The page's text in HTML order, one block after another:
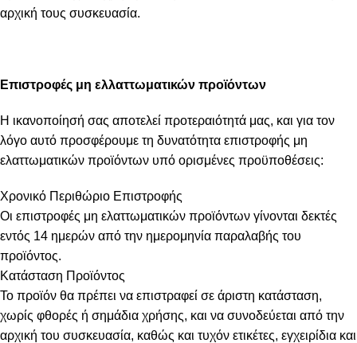
αρχική τους συσκευασία.
Επιστροφές μη ελλαττωματικών προϊόντων
Η ικανοποίησή σας αποτελεί προτεραιότητά μας, και για τον
λόγο αυτό προσφέρουμε τη δυνατότητα επιστροφής μη
ελαττωματικών προϊόντων υπό ορισμένες προϋποθέσεις:
Χρονικό Περιθώριο Επιστροφής
Οι επιστροφές μη ελαττωματικών προϊόντων γίνονται δεκτές
εντός 14 ημερών από την ημερομηνία παραλαβής του
προϊόντος.
Κατάσταση Προϊόντος
Το προϊόν θα πρέπει να επιστραφεί σε άριστη κατάσταση,
χωρίς φθορές ή σημάδια χρήσης, και να συνοδεύεται από την
αρχική του συσκευασία, καθώς και τυχόν ετικέτες, εγχειρίδια και